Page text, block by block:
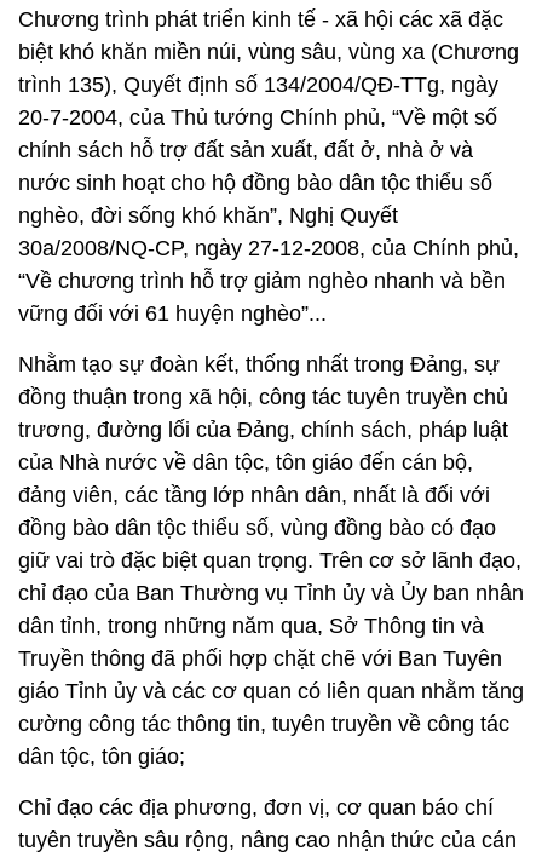
Chương trình phát triển kinh tế - xã hội các xã đặc
biệt khó khăn miền núi, vùng sâu, vùng xa (Chương
trình 135), Quyết định số 134/2004/QĐ-TTg, ngày
20-7-2004, của Thủ tướng Chính phủ, “Về một số
chính sách hỗ trợ đất sản xuất, đất ở, nhà ở và
nước sinh hoạt cho hộ đồng bào dân tộc thiểu số
nghèo, đời sống khó khăn”, Nghị Quyết
30a/2008/NQ-CP, ngày 27-12-2008, của Chính phủ,
“Về chương trình hỗ trợ giảm nghèo nhanh và bền
vững đối với 61 huyện nghèo”...
Nhằm tạo sự đoàn kết, thống nhất trong Đảng, sự
đồng thuận trong xã hội, công tác tuyên truyền chủ
trương, đường lối của Đảng, chính sách, pháp luật
của Nhà nước về dân tộc, tôn giáo đến cán bộ,
đảng viên, các tầng lớp nhân dân, nhất là đối với
đồng bào dân tộc thiểu số, vùng đồng bào có đạo
giữ vai trò đặc biệt quan trọng. Trên cơ sở lãnh đạo,
chỉ đạo của Ban Thường vụ Tỉnh ủy và Ủy ban nhân
dân tỉnh, trong những năm qua, Sở Thông tin và
Truyền thông đã phối hợp chặt chẽ với Ban Tuyên
giáo Tỉnh ủy và các cơ quan có liên quan nhằm tăng
cường công tác thông tin, tuyên truyền về công tác
dân tộc, tôn giáo;
Chỉ đạo các địa phương, đơn vị, cơ quan báo chí
tuyên truyền sâu rộng, nâng cao nhận thức của cán